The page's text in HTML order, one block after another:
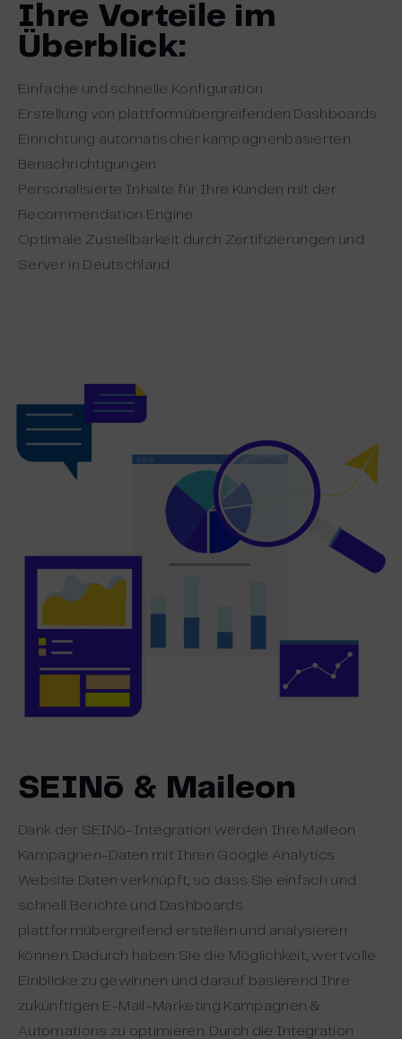
Ihre Vorteile im
Überblick:
Einfache und schnelle Konfiguration
Erstellung von plattformübergreifenden Dashboards
Einrichtung automatischer kampagnenbasierten
Benachrichtigungen
Personalisierte Inhalte für Ihre Kunden mit der
Recommendation Engine
Optimale Zustellbarkeit durch Zertifizierungen und
Server in Deutschland
SEINō & Maileon
Dank der SEINō-Integration werden Ihre Maileon
Kampagnen-Daten mit Ihren Google Analytics
Website Daten verknüpft, so dass Sie einfach und
schnell Berichte und Dashboards
plattformübergreifend erstellen und analysieren
können. Dadurch haben Sie die Möglichkeit, wertvolle
Einblicke zu gewinnen und darauf basierend Ihre
zukünftigen E-Mail-Marketing Kampagnen &
Automations zu optimieren. Durch die Integration